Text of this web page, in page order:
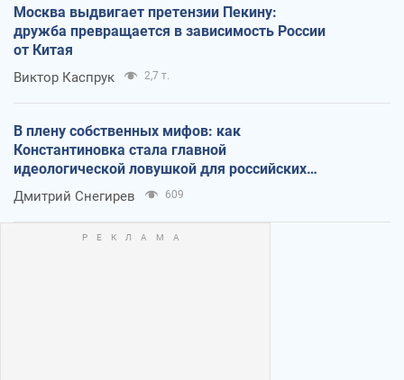
Москва выдвигает претензии Пекину:
дружба превращается в зависимость России
от Китая
Виктор Каспрук 2,7 т.
В плену собственных мифов: как
Константиновка стала главной
идеологической ловушкой для российских
оккупантов
Дмитрий Снегирев 609